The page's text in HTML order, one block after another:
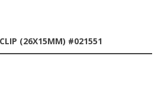
(26X15MM) #021551